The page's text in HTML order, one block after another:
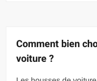
Comment bien
voiture ?